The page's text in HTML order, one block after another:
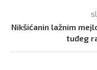
Nikšićanin lažnim
tuđeg